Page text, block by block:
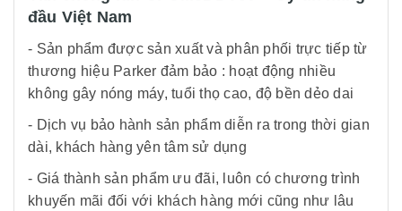
đầu Việt Nam
- Sản phẩm được sản xuất và phân phối trực tiếp từ
thương hiệu Parker đảm bảo : hoạt động nhiều
không gây nóng máy, tuổi thọ cao, độ bền dẻo dai
- Dịch vụ bảo hành sản phẩm diễn ra trong thời gian
dài, khách hàng yên tâm sử dụng
- Giá thành sản phẩm ưu đãi, luôn có chương trình
khuyến mãi đối với khách hàng mới cũng như lâu